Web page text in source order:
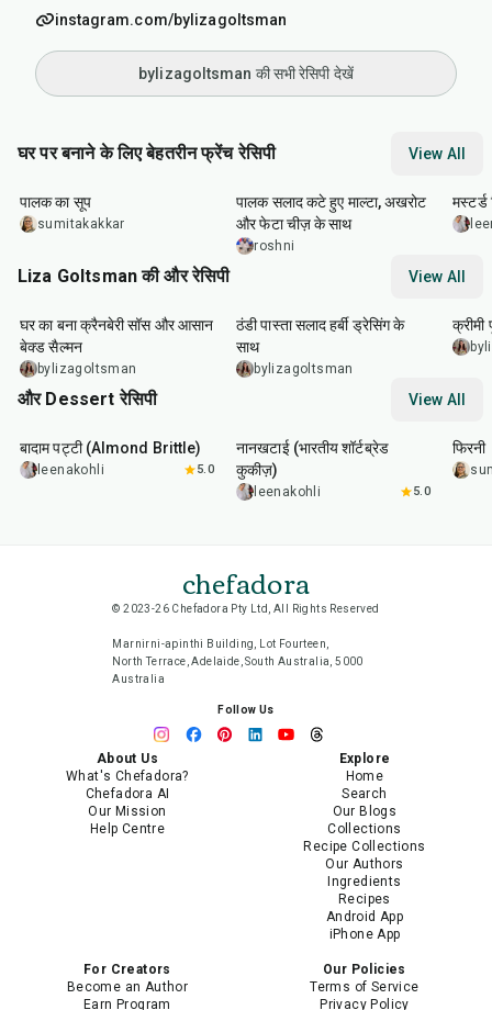
instagram.com/bylizagoltsman
bylizagoltsman की सभी रेसिपी देखें
घर पर बनाने के लिए बेहतरीन फ्रेंच रेसिपी View All
min
पालक का सूप
sumitakakkar
30
पालक सलाद कटे हुए माल्टा, अखरोट
और फेटा चीज़ के साथ
roshni
Liza Goltsman की और रेसिपी View All
घर का बना क्रैनबेरी सॉस और आसान
बेक्ड सैल्मन
bylizagoltsman
ठंडी पास्ता सलाद हर्बी ड्रेसिंग के
साथ
bylizagoltsman
और Dessert रेसिपी View All
20
बादाम पट्टी (Almond Brittle)
leenakohli 5.0
नानखटाई (भारतीय शॉर्टब्रेड
कुकीज़)
leenakohli 5.0
फिरनी
chefadora
© 2023-26 Chefadora Pty Ltd, All Rights Reserved
Marnirni-apinthi Building, Lot Fourteen,
North Terrace, Adelaide, South Australia, 5000
Australia
Follow Us
About Us
What's Chefadora?
Chefadora AI
Our Mission
Help Centre
Explore
Home
Search
Our Blogs
Collections
Recipe Collections
Our Authors
Ingredients
Recipes
Android App
iPhone App
For Creators
Become an Author
Earn Program
Our Policies
Terms of Service
Privacy Policy